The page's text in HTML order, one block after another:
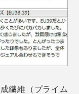
繊維（プライム